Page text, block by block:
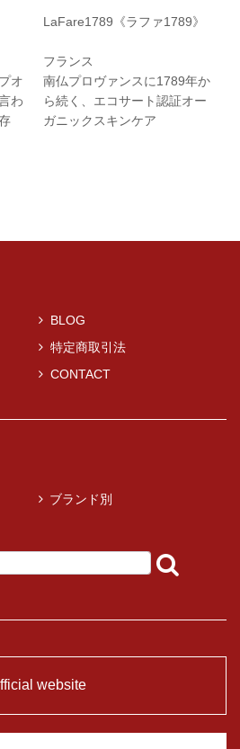
オ
わ
LaFare1789《ラファ1789》
フランス
南仏プロヴァンスに1789年か
ら続く、エコサート認証オー
ガニックスキンケア
BLOG
特定商取引法
CONTACT
ブランド別
website